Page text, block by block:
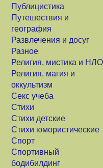
Публицистика
Путешествия и
география
Развлечения и досуг
Разное
Религия, мистика и НЛО
Религия, магия и
оккультизм
Секс учеба
Стихи
Стихи детские
Стихи юмористические
Спорт
Спортивный
бодибилдинг